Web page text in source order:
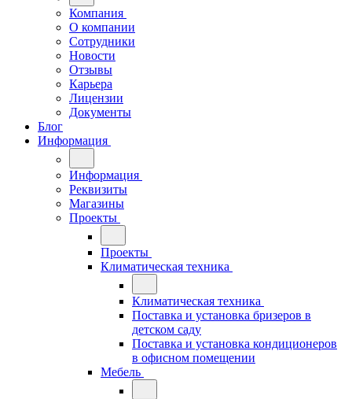
Компания
О компании
Сотрудники
Новости
Отзывы
Карьера
Лицензии
Документы
Блог
Информация
Информация
Реквизиты
Магазины
Проекты
Проекты
Климатическая техника
Климатическая техника
Поставка и установка бризеров в
детском саду
Поставка и установка кондиционеров
в офисном помещении
Мебель